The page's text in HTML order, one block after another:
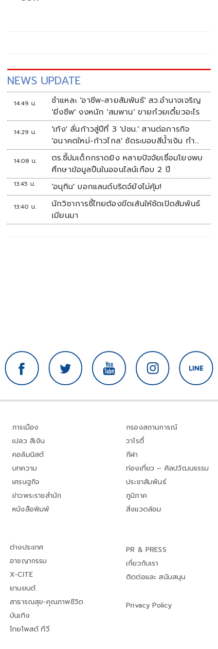
NEWS UPDATE
14:49 น.
ชำแหละ 'อาชีพ-สายสัมพันธ์' สว.อำนาจเจริญ
'ยิ่งชีพ' งงหนัก 'สมพาน' ขายก๋วยเตี๋ยวอะไร
14:29 น.
'เท้ง' ลั่นก้าวสู่ปีที่ 3 'ปชน.' สานต่อภารกิจ
'อนาคตใหม่-ก้าวไกล' ซัดระบอบสีน้ำเงิน ทำ
หลักนิติรัฐ-นิติธรรมสั่นคลอน
14:08 น.
ตร.ชี้ปมเด็กกราดยิง หลายปัจจัยเชื่อมโยงพบ
ศึกษาข้อมูลปืนในออนไลน์เกือบ 2 ปี
13:45 น. 'อนุทิน' บอกแลนด์บริดจ์ยังไม่คุ้ม!
13:40 น.
นักวิชาการชี้ไทยต้องขีดเส้นให้ชัดเปิดสัมพันธ์
เมียนมา
การเมือง
เปลว สีเงิน
คอลัมนิสต์
บทความ
เศรษฐกิจ
ข่าวพระราชสำนัก
หนังสือพิมพ์
กรองสถานการณ์
วาไรตี้
กีฬา
ท่องเที่ยว – ศิลปวัฒนธรรม
ประชาสัมพันธ์
ภูมิภาค
สิ่งแวดล้อม
ต่างประเทศ
อาชญากรรม
X-CITE
ยานยนต์
สาธารณสุข-คุณภาพชีวิต
บันเทิง
ไทยโพสต์ ทีวี
PR & PRESS
เกี่ยวกับเรา
ติดต่อและ สนับสนุน
Privacy Policy